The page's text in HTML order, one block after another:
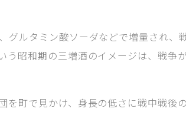
グルタミン酸ソーダなどで増量され、
う昭和期の三増酒のイメージは、戦争
町で見かけ、身長の低さに戦中戦後